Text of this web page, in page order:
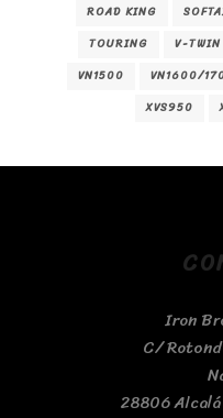
ROAD KING
TOURING
V-TWIN
VN1500
VN1600/
XVS950
Iron
C/
28806